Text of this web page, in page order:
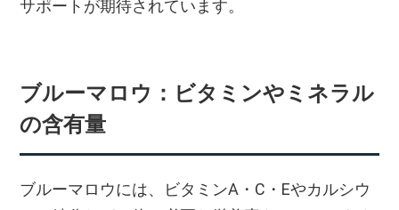
サポートが期待されています。
ブルーマロウ：ビタミンやミネラル
の含有量
ブルーマロウには、ビタミンA・C・Eやカルシウ